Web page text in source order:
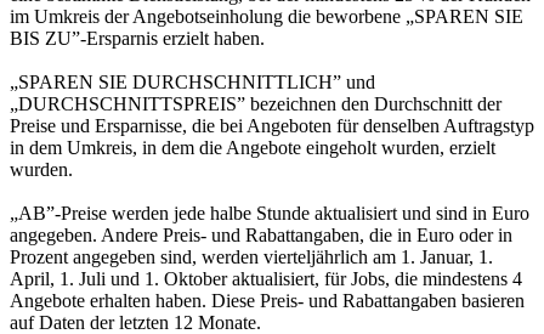
im Umkreis der Angebotseinholung die beworbene „SPAREN SIE
BIS ZU”-Ersparnis erzielt haben.
„SPAREN SIE DURCHSCHNITTLICH” und
„DURCHSCHNITTSPREIS” bezeichnen den Durchschnitt der
Preise und Ersparnisse, die bei Angeboten für denselben Auftragstyp
in dem Umkreis, in dem die Angebote eingeholt wurden, erzielt
wurden.
„AB”-Preise werden jede halbe Stunde aktualisiert und sind in Euro
angegeben. Andere Preis- und Rabattangaben, die in Euro oder in
Prozent angegeben sind, werden vierteljährlich am 1. Januar, 1.
April, 1. Juli und 1. Oktober aktualisiert, für Jobs, die mindestens 4
Angebote erhalten haben. Diese Preis- und Rabattangaben basieren
auf Daten der letzten 12 Monate.